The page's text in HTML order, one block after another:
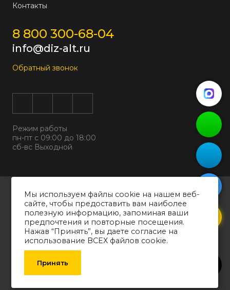
Контакты
8 800 300-68-04
info@diz-alt.ru
Обратный звонок
Режим работы
пн-пт с 09:00 до 18:00
сб-вс Выходной
Все права защищены © 2026
ООО "ДИЗАЛЬТ"
ИНН 6318069799 ОГРН 1226300038194
Политика конфиденциальности
Согласие на обработку персональных данных
Обращаем ваше внимание на то, что вся информация о товарах,
носит информативный характер и может быть изменена производителем
Мы используем файлы cookie на нашем веб-
сайте, чтобы предоставить вам наиболее
полезную информацию, запоминая ваши
предпочтения и повторные посещения.
Нажав “Принять”, вы даете согласие на
использование ВСЕХ файлов cookie.
Принять